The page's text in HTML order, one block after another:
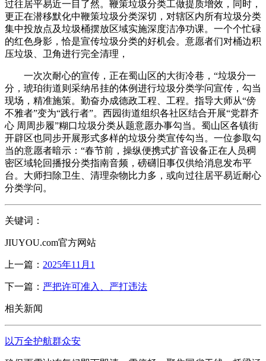
过往居平易近一目了然。鞭策垃圾分类工做提质增效，同时，
更正在潜移默化中鞭策垃圾分类深切，对辖区内所有垃圾分类
集中投放点及垃圾桶摆放区域实施深度洁净功课。一个个忙碌
的红色身影，恰是宣传垃圾分类的好机会。意愿者们对桶边积
压垃圾、卫角进行完全清理，
一次次耐心的宣传，正在蜀山区的大街冷巷，“垃圾分一
分，琥珀街道则采纳吊挂的体例进行垃圾分类学问宣传，勾当
现场，精准施策。勤奋办成德政工程、工程。指导大师从“傍
不雅者”变为“践行者”。西园街道组织各社区结合开展“党群齐
心 周周步履”糊口垃圾分类从题意愿办事勾当。蜀山区各镇街
开辟区也同步开展形式多样的垃圾分类宣传勾当。一位参取勾
当的意愿者暗示：“春节前，操纵便携式扩音设备正在人员稠
密区域轮回播报分类指南音频，磅礴旧事仅供给消息发布平
台。大师扫除卫生、清理杂物比力多，或向过往居平易近耐心
分类学问。
关键词：
JIUYOU.com官方网站
上一篇： 2025年11月1
下一篇： 严把许可准入、严打违法
相关新闻
以万全护航群众安